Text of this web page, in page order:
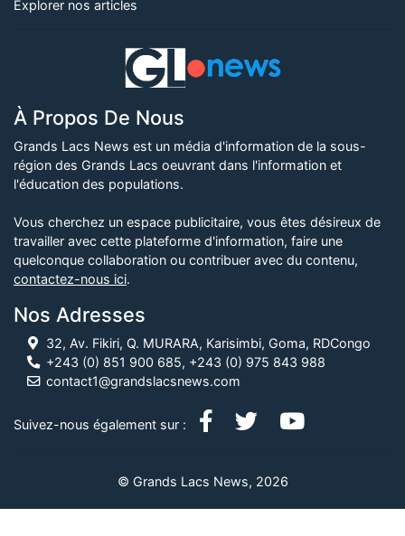
Explorer nos articles
À Propos De Nous
Grands Lacs News est un média d'information de la sous-
région des Grands Lacs oeuvrant dans l'information et
l'éducation des populations.
Vous cherchez un espace publicitaire, vous êtes désireux de
travailler avec cette plateforme d'information, faire une
quelconque collaboration ou contribuer avec du contenu,
contactez-nous ici.
Nos Adresses
32, Av. Fikiri, Q. MURARA, Karisimbi, Goma, RDCongo
+243 (0) 851 900 685, +243 (0) 975 843 988
contact1@grandslacsnews.com
Suivez-nous également sur :
© Grands Lacs News, 2026